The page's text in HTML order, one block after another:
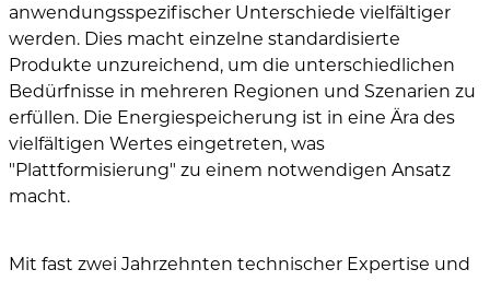
anwendungsspezifischer Unterschiede vielfältiger
werden. Dies macht einzelne standardisierte
Produkte unzureichend, um die unterschiedlichen
Bedürfnisse in mehreren Regionen und Szenarien zu
erfüllen. Die Energiespeicherung ist in eine Ära des
vielfältigen Wertes eingetreten, was
"Plattformisierung" zu einem notwendigen Ansatz
macht.
Mit fast zwei Jahrzehnten technischer Expertise und